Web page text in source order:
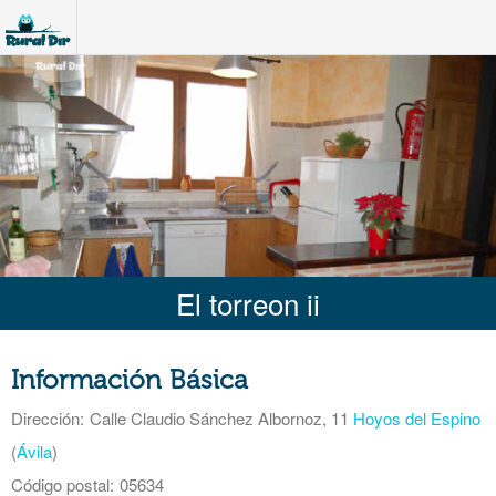
El torreon ii
Información Básica
Dirección: Calle Claudio Sánchez Albornoz, 11 Hoyos del Espino
(Ávila)
Código postal: 05634